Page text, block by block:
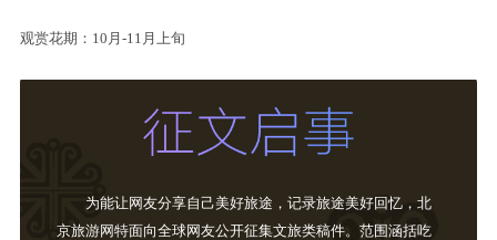
观赏花期：10月-11月上旬
为能让网友分享自己美好旅途，记录旅途美好回忆，北
京旅游网特面向全球网友公开征集文旅类稿件。范围涵括吃